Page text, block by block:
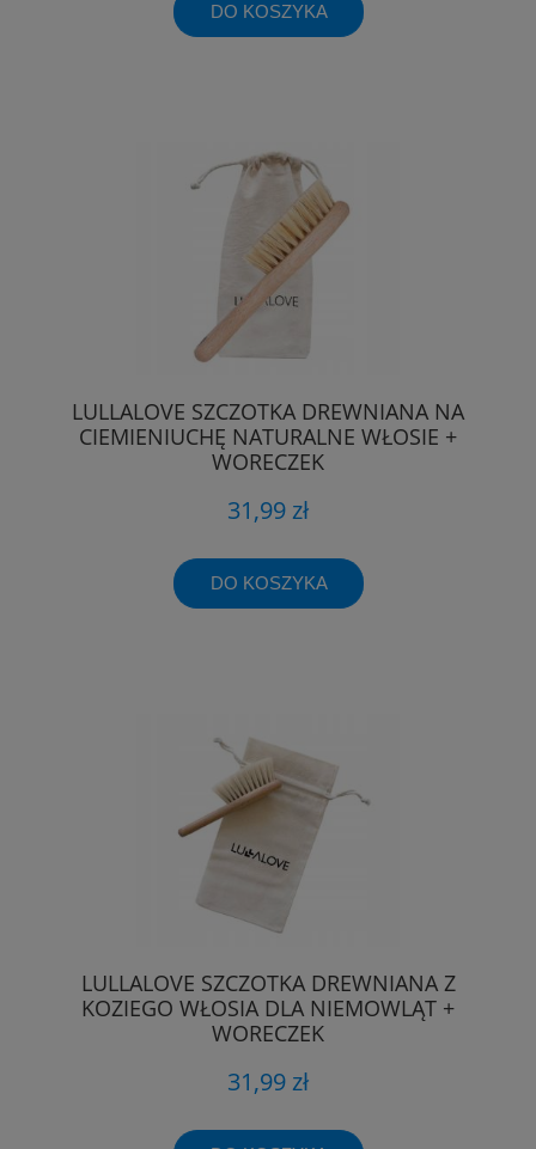
DO KOSZYKA
LULLALOVE SZCZOTKA DREWNIANA NA
CIEMIENIUCHĘ NATURALNE WŁOSIE +
WORECZEK
31,99 zł
DO KOSZYKA
LULLALOVE SZCZOTKA DREWNIANA Z
KOZIEGO WŁOSIA DLA NIEMOWLĄT +
WORECZEK
31,99 zł